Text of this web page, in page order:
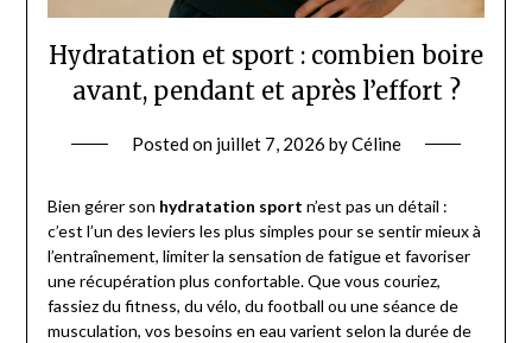
Hydratation et sport : combien boire
avant, pendant et après l’effort ?
Posted on juillet 7, 2026 byCéline
Bien gérer son hydratation sport n’est pas un détail :
c’est l’un des leviers les plus simples pour se sentir mieux à
l’entraînement, limiter la sensation de fatigue et favoriser
une récupération plus confortable. Que vous couriez,
fassiez du fitness, du vélo, du football ou une séance de
musculation, vos besoins en eau varient selon la durée de